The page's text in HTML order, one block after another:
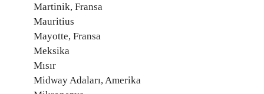
Martinik, Fransa
Mauritius
Mayotte, Fransa
Meksika
Mısır
Midway Adaları, Amerika